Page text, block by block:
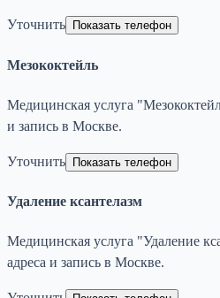
Уточнить Показать телефон
Мезококтейль
Медицинская услуга
и запись в Москве.
Уточнить Показать телефон
Удаление ксантелазм
Медицинская услуга "Удаление
адреса и запись в Москве.